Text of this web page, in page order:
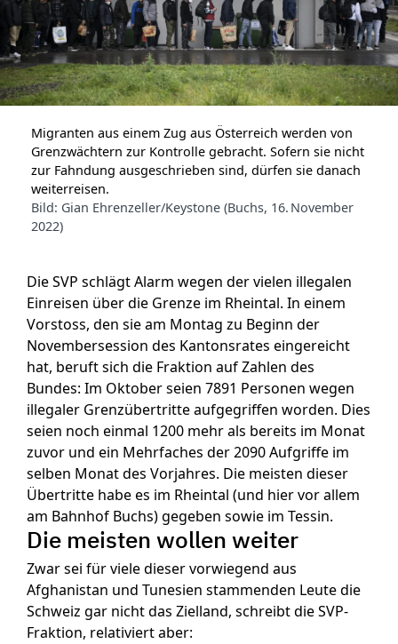
Migranten aus einem Zug aus Österreich werden von
Grenzwächtern zur Kontrolle gebracht. Sofern sie nicht
zur Fahndung ausgeschrieben sind, dürfen sie danach
weiterreisen.
Bild: Gian Ehrenzeller/Keystone (Buchs, 16. November
2022)
Die SVP schlägt Alarm wegen der vielen illegalen
Einreisen über die Grenze im Rheintal. In einem
Vorstoss, den sie am Montag zu Beginn der
Novembersession des Kantonsrates eingereicht
hat, beruft sich die Fraktion auf Zahlen des
Bundes: Im Oktober seien 7891 Personen wegen
illegaler Grenzübertritte aufgegriffen worden. Dies
seien noch einmal 1200 mehr als bereits im Monat
zuvor und ein Mehrfaches der 2090 Aufgriffe im
selben Monat des Vorjahres. Die meisten dieser
Übertritte habe es im Rheintal (und hier vor allem
am Bahnhof Buchs) gegeben sowie im Tessin.
Die meisten wollen weiter
Zwar sei für viele dieser vorwiegend aus
Afghanistan und Tunesien stammenden Leute die
Schweiz gar nicht das Zielland, schreibt die SVP-
Fraktion, relativiert aber: